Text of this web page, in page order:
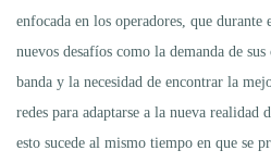
enfocada en los operadores, que
nuevos desafíos como la demanda de
banda y la necesidad de encontrar la
redes para adaptarse a la nueva realidad
esto sucede al mismo tiempo en que se